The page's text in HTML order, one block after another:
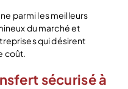
parmi les meilleurs
du marché et
qui désirent
coût.
sécurisé à